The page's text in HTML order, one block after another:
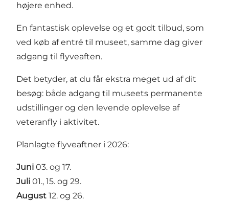
højere enhed.
En fantastisk oplevelse og et godt tilbud, som
ved køb af entré til museet, samme dag giver
adgang til flyveaften.
Det betyder, at du får ekstra meget ud af dit
besøg: både adgang til museets permanente
udstillinger og den levende oplevelse af
veteranfly i aktivitet.
Planlagte flyveaftner i 2026:
Juni 03. og 17.
Juli 01., 15. og 29.
August 12. og 26.